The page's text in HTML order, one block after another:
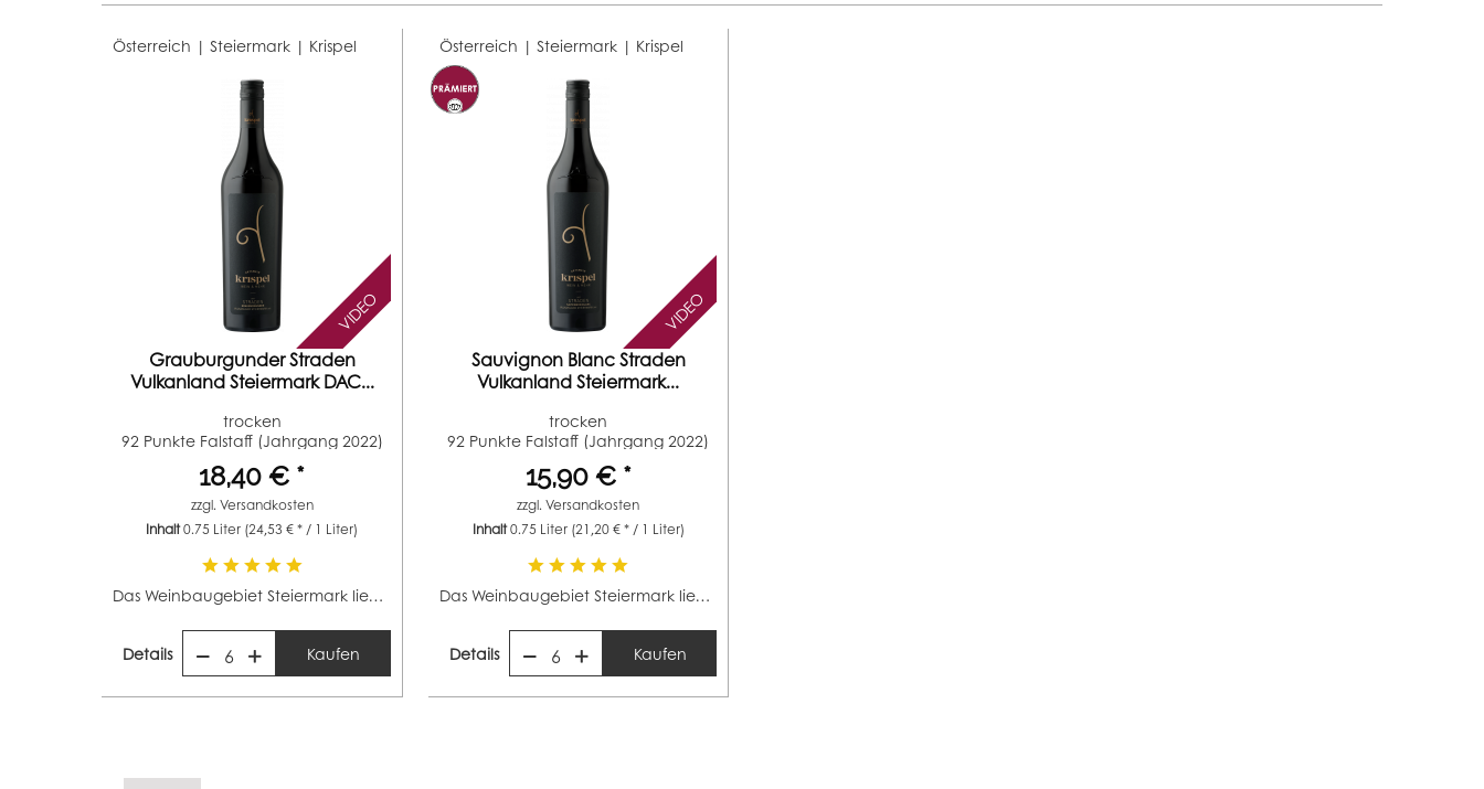
Österreich | Steiermark | Krispel
VIDEO
Grauburgunder Straden
Vulkanland Steiermark DAC...
trocken
92 Punkte Falstaff (Jahrgang 2022)
93...
18,40 € *
zzgl. Versandkosten
Inhalt0.75 Liter (24,53 € * / 1 Liter)
Das Weinbaugebiet Steiermark liegt in Südösterreich,...
Details 6 Kaufen
Österreich | Steiermark | Krispel
VIDEO
Sauvignon Blanc Straden
Vulkanland Steiermark...
trocken
92 Punkte Falstaff (Jahrgang 2022)
92...
15,90 € *
zzgl.Versandkosten
Inhalt0.75 Liter (21,20 € * / 1 Liter)
Das Weinbaugebiet Steiermark liegt in Südösterreich,...
Details 6 Kaufen